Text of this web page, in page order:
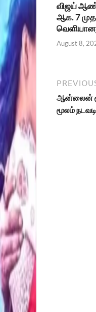
விஜய்
ஆக. 7
August 8,
ஆன்லைன்
மூலம்